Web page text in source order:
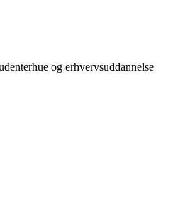
og erhvervsuddannelse